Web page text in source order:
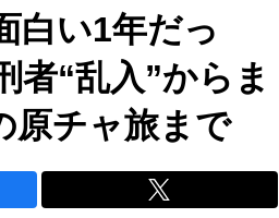
白い1年だっ
“乱入”からま
原チャ旅まで